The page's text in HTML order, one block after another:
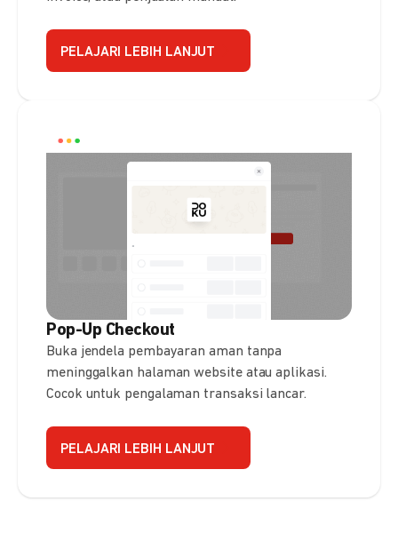
PELAJARI LEBIH LANJUT
Pop-Up Checkout
Buka jendela pembayaran aman tanpa
meninggalkan halaman website atau aplikasi.
Cocok untuk pengalaman transaksi lancar.
PELAJARI LEBIH LANJUT